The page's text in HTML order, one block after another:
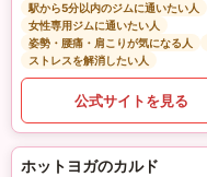
駅から5分以内のジムに通いたい人
女性専用ジムに通いたい人
姿勢・腰痛・肩こりが気になる人
ストレスを解消したい人
公式サイトを見る
ホットヨガのカルド